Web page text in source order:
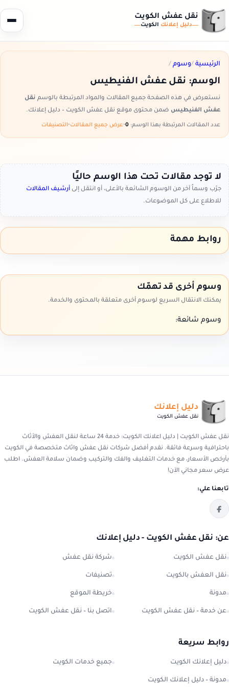
نقل عفش الكويت
دليل إعلانك الكويت
الرئيسية /وسوم /
الوسم: نقل عفش الفنيطيس
نستعرض في هذه الصفحة جميع المقالات والمواد المرتبطة بالوسم نقل
عفش الفنيطيس ضمن محتوى موقع نقل عفش الكويت – دليل إعلانك.
عدد المقالات المرتبطة بهذا الوسم: •عرض جميع المقالات•التصنيفات
لا توجد مقالات تحت هذا الوسم حاليًا
جرّب وسماً آخر من الوسوم الشائعة بالأعلى، أو انتقل إلى أرشيف المقالات
للاطلاع على كل الموضوعات.
روابط مهمة
وسوم أخرى قد تهمّك
يمكنك الانتقال السريع لوسوم أخرى متعلقة بالمحتوى والخدمة.
وسوم شائعة:
دليل إعلانك
نقل عفش الكويت
نقل عفش الكويت | دليل اعلانك الكويت: خدمة 24 ساعة لنقل العفش والأثاث
باحترافية وسرعة فائقة. نقدم أفضل شركات نقل عفش واثاث متخصصة في الكويت
بأرخص الأسعار، مع خدمات التغليف والفك والتركيب وضمان سلامة العفش. اطلب
عرض سعر مجاني الآن!
تابعنا علي:
عن: نقل عفش الكويت - دليل إعلانك
نقل عفش الكويت شركة نقل عفش
نقل العفش بالكويت تصنيفات
مدونة خريطة الموقع
عن خدمة – نقل عفش الكويت اتصل بنا – نقل عفش الكويت
روابط سريعة
دليل إعلانك الكويت جميع خدمات الكويت
مدونة – دليل إعلانك الكويت